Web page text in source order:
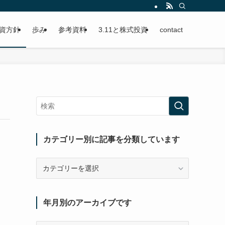
方針 歩み 参考資料 3.11と株式投資 contact
カテゴリー別に記事を分類しています
リ
年月別のアーカイブです